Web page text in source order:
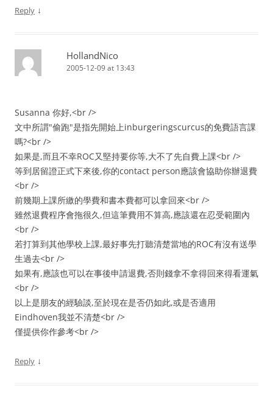
Reply ↓
HollandNico
2005-12-09 at 13:43
Susanna 你好,<br />
文中所謂"偷跑"是指先開始上inburgeringscurcus的免費語言課
嗎?<br />
如果是,而且不幸ROC又堅持要你等,大不了先自費上課<br />
等到居留證正式下來後,你的contact person應該會協助你辦退費
<br />
前幾期上課所繳的學費和書本費都可以拿回來<br />
雖然退費程序會拖很久,但這筆費用不算高,應該還在忍受範圍內
<br />
若打算到其他學校上課,最好事先打聽清楚當地的ROC有沒有送學
生過去<br />
如果有,應該也可以在事後申請退費,否則錢拿不拿得回來得看運氣
<br />
以上是朋友的經驗談,至於現在是否仍如此,或是否適用
Eindhoven我並不清楚<br />
僅提供你作參考<br />
Reply ↓